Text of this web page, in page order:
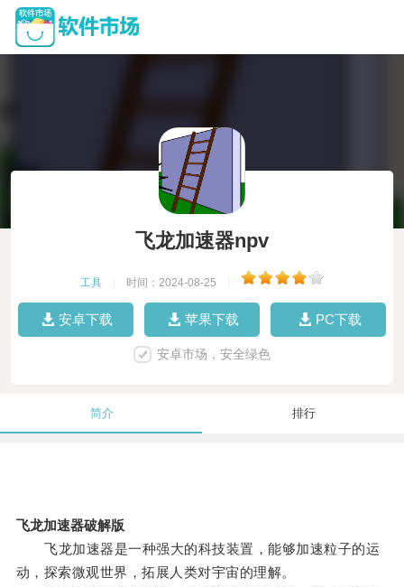
飞龙加速器npv
工具 时间：2024-08-25
安卓下载 苹果下载 PC下载
安卓市场，安全绿色
简介 排行
飞龙加速器破解版
飞龙加速器是一种强大的科技装置，能够加速粒子的运
动，探索微观世界，拓展人类对宇宙的理解。